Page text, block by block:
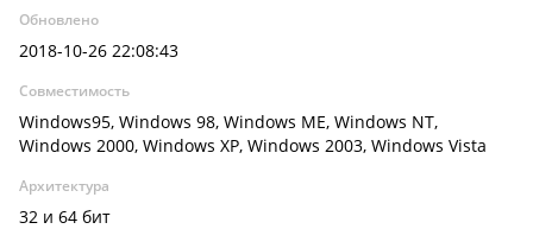
Обновлено
2018-10-26 22:08:43
Совместимость
Windows95, Windows 98, Windows ME, Windows NT,
Windows 2000, Windows XP, Windows 2003, Windows Vista
Архитектура
32 и 64 бит